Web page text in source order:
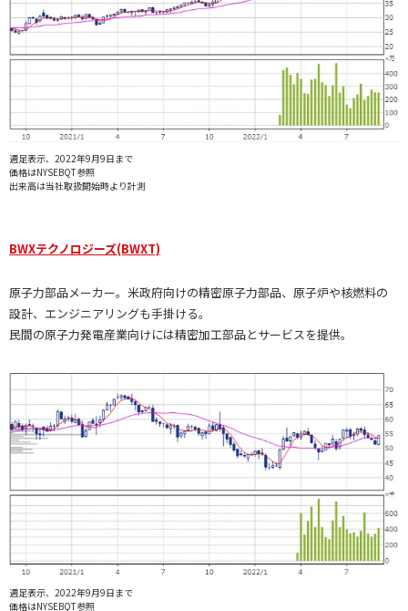
週足表示、2022年9月9日まで
価格はNYSEBQT参照
出来高は当社取扱開始時より計測
BWXテクノロジーズ(BWXT)
原子力部品メーカー。米政府向けの精密原子力部品、原子炉や核燃料の
設計、エンジニアリングも手掛ける。
民間の原子力発電産業向けには精密加工部品とサービスを提供。
週足表示、2022年9月9日まで
価格はNYSEBQT参照